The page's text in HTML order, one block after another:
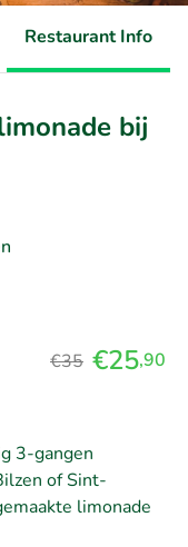
Restaurant Info
bij
€35 €25,90
3-gangen
of Sint-
limonade